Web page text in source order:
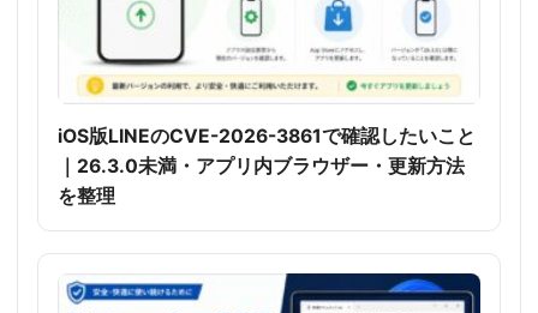
iOS版LINEのCVE-2026-3861で確認したいこと
｜26.3.0未満・アプリ内ブラウザー・更新方法
を整理